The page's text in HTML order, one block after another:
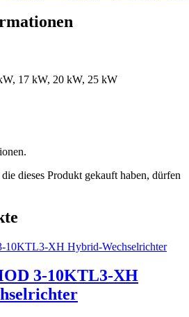
17 kW, 20 kW, 25 kW
dieses Produkt gekauft haben, dürfen
3-10KTL3-XH